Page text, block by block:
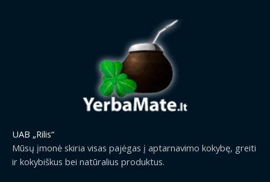
UAB „Rilis“
Mūsų įmonė skiria visas pajėgas į aptarnavimo kokybę, greiti
ir kokybiškus bei natūralius produktus.